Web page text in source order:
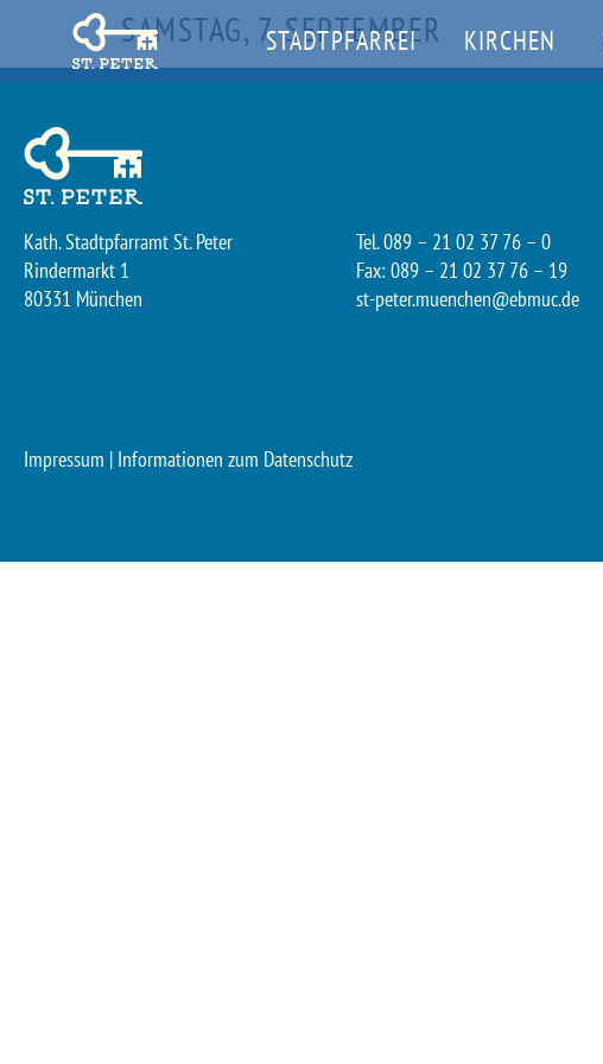
STADTPFARREI KIRCHEN
SAMSTAG, 7. SEPTEMBER
Kath. Stadtpfarramt St. Peter
Rindermarkt 1
80331 München
Tel. 089 – 21 02 37 76 – 0
Fax: 089 – 21 02 37 76 – 19
st-peter.muenchen@ebmuc.de
Impressum | Informationen zum Datenschutz